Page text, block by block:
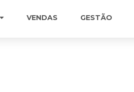
VENDAS GESTÃO